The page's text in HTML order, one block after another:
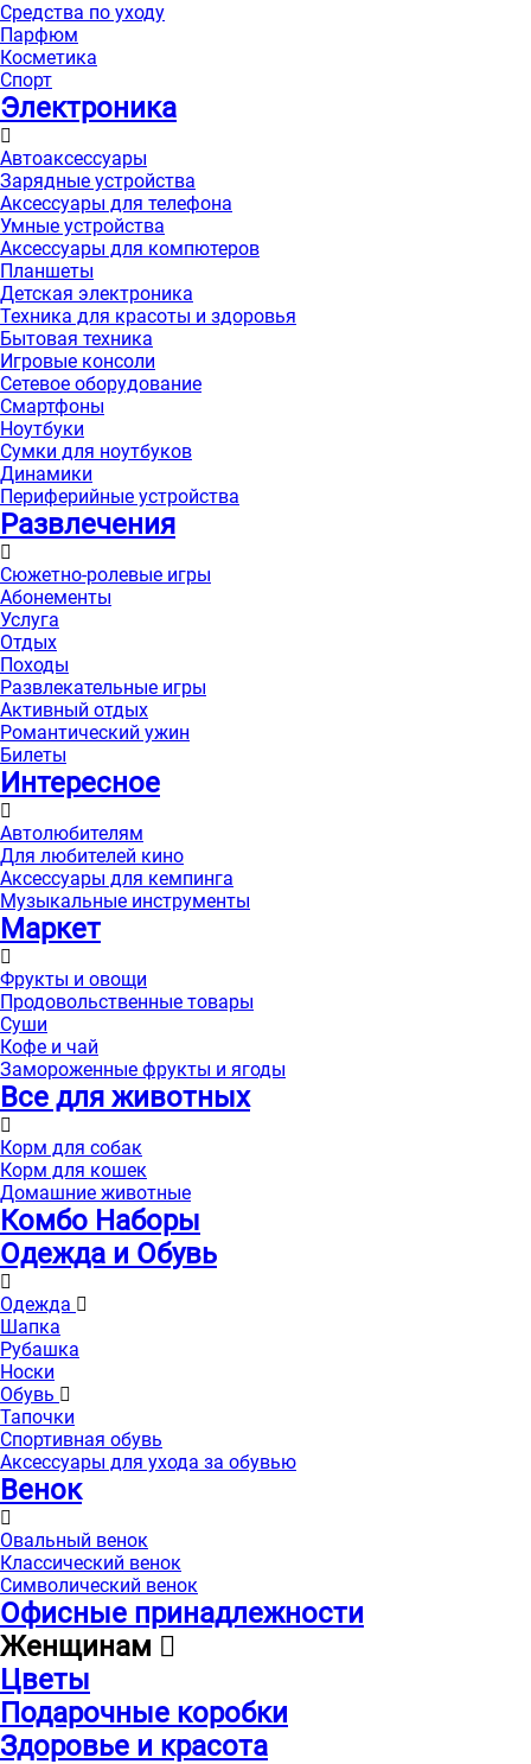
Средства по уходу
Парфюм
Косметика
Спорт
Электроника
Автоаксессуары
Зарядные устройства
Аксессуары для телефона
Умные устройства
Аксессуары для компютеров
Планшеты
Детская электроника
Техника для красоты и здоровья
Бытовая техника
Игровые консоли
Сетевое оборудование
Смартфоны
Ноутбуки
Сумки для ноутбуков
Динамики
Периферийные устройства
Развлечения
Сюжетно-ролевые игры
Абонементы
Услуга
Отдых
Походы
Развлекательные игры
Активный отдых
Романтический ужин
Билеты
Интересноe
Автолюбителям
Для любителей кино
Аксессуары для кемпинга
Музыкальные инструменты
Маркет
Фрукты и овощи
Продовольственные товары
Суши
Кофе и чай
Замороженные фрукты и ягоды
Все для животных
Корм для собак
Корм для кошек
Домашние животные
Комбо Наборы
Одежда и Обувь
Одежда
Шапка
Рубашка
Носки
Обувь
Тапочки
Спортивная обувь
Аксессуары для ухода за обувью
Венок
Овальный венок
Классический венок
Символический венок
Офисные принадлежности
Женщинам
Цветы
Подарочные коробки
Здоровье и красота